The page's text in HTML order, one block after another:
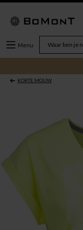
Menu
KORTE MOUW